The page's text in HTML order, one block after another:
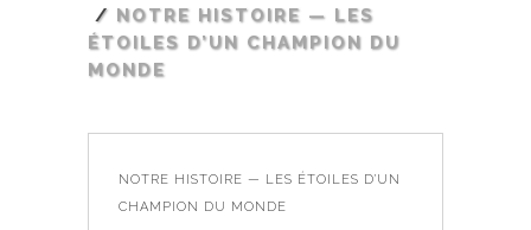
/ NOTRE HISTOIRE — LES
ÉTOILES D’UN CHAMPION DU
MONDE
NOTRE HISTOIRE — LES ÉTOILES D’UN
CHAMPION DU MONDE